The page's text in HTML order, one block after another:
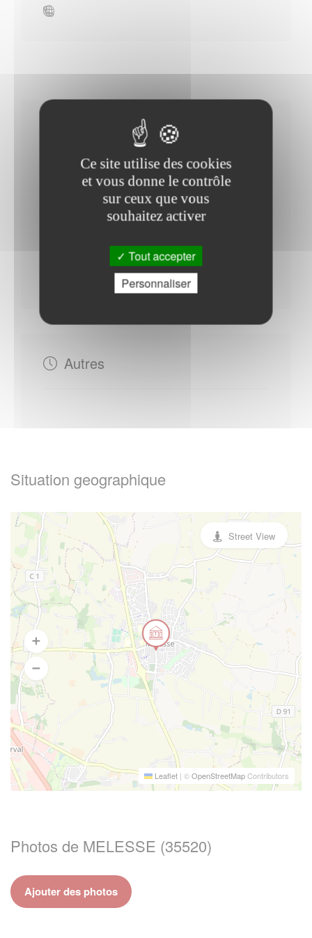
Horaires Mairie
Mardi : - 10h30 à 12h30 - 13h30 à 18h30
Samedi : - 09h00 à 12h00
Lundi : - 08h30 à 12h00 - 13h30 à 17h00
Autres
Situation geographique
Leaflet | ©OpenStreetMapContributors
Street View
Photos de MELESSE (35520)
Ajouter des photos
Ce site utilise des cookies
et vous donne le contrôle
sur ceux que vous
souhaitez activer
Tout accepter
Personnaliser